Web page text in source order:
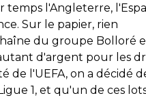
temps l'Angleterre,
Sur le papier, rien
du groupe Bolloré
d'argent pour les
de l'UEFA, on a décidé
1, et qu'un de ces